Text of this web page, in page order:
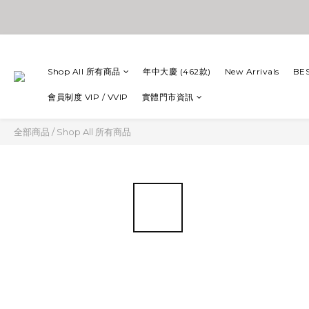
Shop All 所有商品 年中大慶 (462款) New Arrivals
會員制度 VIP / VVIP 實體門市資訊
全部商品 /Shop All 所有商品